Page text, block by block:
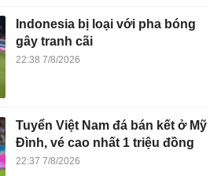
Indonesia bị loại với pha bóng
gây tranh cãi
22:38 7/8/2026
Tuyển Việt Nam đá bán kết ở Mỹ
Đình, vé cao nhất 1 triệu đồng
22:37 7/8/2026